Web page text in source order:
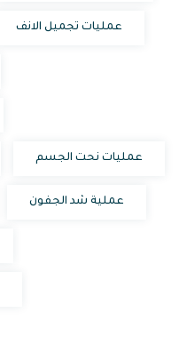
عمليات تجميل الانف
عمليات نحت الجسم
عملية شد الجفون